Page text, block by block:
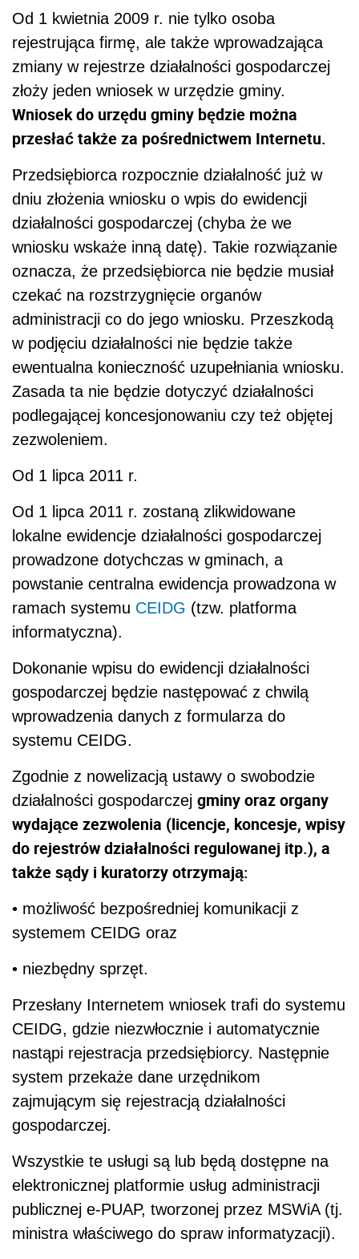
Od 1 kwietnia 2009 r. nie tylko osoba
rejestrująca firmę, ale także wprowadzająca
zmiany w rejestrze działalności gospodarczej
złoży jeden wniosek w urzędzie gminy.
Wniosek do urzędu gminy będzie można
przesłać także za pośrednictwem Internetu.
Przedsiębiorca rozpocznie działalność już w
dniu złożenia wniosku o wpis do ewidencji
działalności gospodarczej (chyba że we
wniosku wskaże inną datę). Takie rozwiązanie
oznacza, że przedsiębiorca nie będzie musiał
czekać na rozstrzygnięcie organów
administracji co do jego wniosku. Przeszkodą
w podjęciu działalności nie będzie także
ewentualna konieczność uzupełniania wniosku.
Zasada ta nie będzie dotyczyć działalności
podlegającej koncesjonowaniu czy też objętej
zezwoleniem.
Od 1 lipca 2011 r.
Od 1 lipca 2011 r. zostaną zlikwidowane
lokalne ewidencje działalności gospodarczej
prowadzone dotychczas w gminach, a
powstanie centralna ewidencja prowadzona w
ramach systemu CEIDG (tzw. platforma
informatyczna).
Dokonanie wpisu do ewidencji działalności
gospodarczej będzie następować z chwilą
wprowadzenia danych z formularza do
systemu CEIDG.
Zgodnie z nowelizacją ustawy o swobodzie
działalności gospodarczej gminy oraz organy
wydające zezwolenia (licencje, koncesje, wpisy
do rejestrów działalności regulowanej itp.), a
także sądy i kuratorzy otrzymają:
• możliwość bezpośredniej komunikacji z
systemem CEIDG oraz
• niezbędny sprzęt.
Przesłany Internetem wniosek trafi do systemu
CEIDG, gdzie niezwłocznie i automatycznie
nastąpi rejestracja przedsiębiorcy. Następnie
system przekaże dane urzędnikom
zajmującym się rejestracją działalności
gospodarczej.
Wszystkie te usługi są lub będą dostępne na
elektronicznej platformie usług administracji
publicznej e-PUAP, tworzonej przez MSWiA (tj.
ministra właściwego do spraw informatyzacji).